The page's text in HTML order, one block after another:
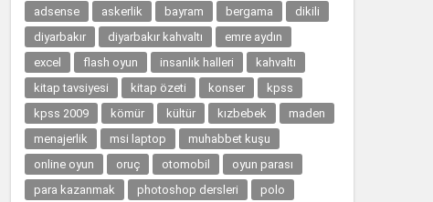
adsense askerlik bayram bergama
dikili
diyarbakır
diyarbakır kahvaltı
emre aydın
excel
flash oyun insanlık halleri
kahvaltı
kitap tavsiyesi
kitap özeti konser
kpss
kpss 2009
kömür kültür kızbebek
maden
menajerlik
msi laptop
muhabbet kuşu
online oyun
oruç otomobil
oyun parası
para kazanmak
photoshop dersleri
polo